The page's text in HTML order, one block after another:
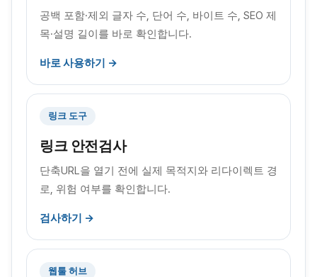
공백 포함·제외 글자 수, 단어 수, 바이트 수, SEO 제
목·설명 길이를 바로 확인합니다.
바로 사용하기 →
링크 도구
링크 안전검사
단축URL을 열기 전에 실제 목적지와 리다이렉트 경
로, 위험 여부를 확인합니다.
검사하기 →
웹툴 허브